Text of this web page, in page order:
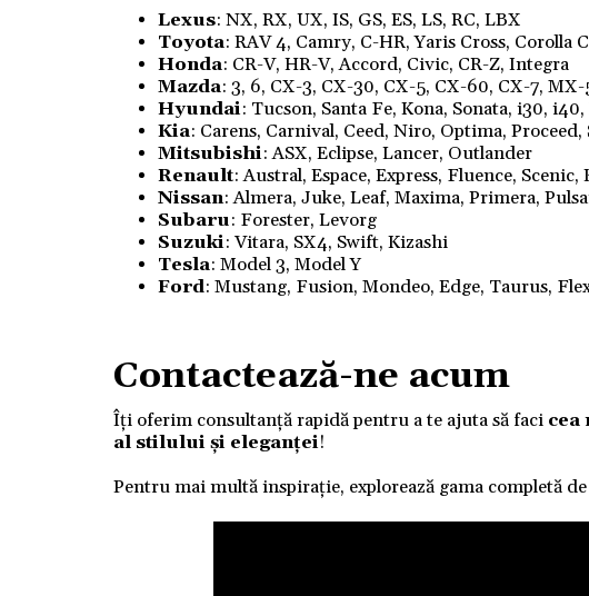
Lexus: NX, RX, UX, IS, GS, ES, LS, RC, LBX
Toyota: RAV 4, Camry, C-HR, Yaris Cross, Corolla
Honda: CR-V, HR-V, Accord, Civic, CR-Z, Integra
Mazda: 3, 6, CX-3, CX-30, CX-5, CX-60, CX-7,
Hyundai: Tucson, Santa Fe, Kona, Sonata, i30,
Kia: Carens, Carnival, Ceed, Niro, Optima,
Mitsubishi: ASX, Eclipse, Lancer, Outlander
Renault: Austral, Espace, Express, Fluence,
Nissan: Almera, Juke, Leaf, Maxima, Primera,
Subaru: Forester, Levorg
Suzuki: Vitara, SX4, Swift, Kizashi
Tesla: Model 3, Model Y
Ford: Mustang, Fusion, Mondeo, Edge, Taurus,
Contactează-ne acum
Îți oferim consultanță rapidă pentru a te ajuta să faci cea
al stilului și eleganței!
Pentru mai multă inspirație, explorează gama completă de